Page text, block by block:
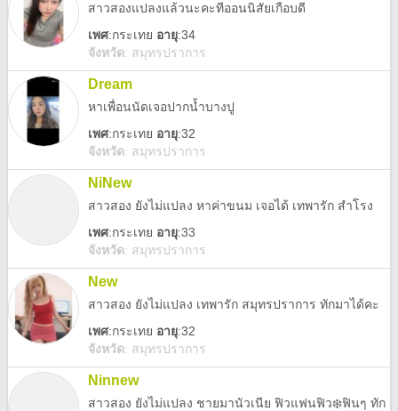
สาวสองแปลงแล้วนะคะทีออนนิสัยเกือบดี
เพศ:กระเทย อายุ:34
จังหวัด: สมุทรปราการ
Dream
หาเพื่อนนัดเจอปากน้ำบางปู
เพศ:กระเทย อายุ:32
จังหวัด: สมุทรปราการ
NiNew
สาวสอง ยังไม่แปลง หาค่าขนม เจอได้ เทพารัก สำโรง
เพศ:กระเทย อายุ:33
จังหวัด: สมุทรปราการ
New
สาวสอง ยังไม่แปลง เทพารัก สมุทรปราการ ทักมาได้คะ
เพศ:กระเทย อายุ:32
จังหวัด: สมุทรปราการ
Ninnew
สาวสอง ยังไม่แปลง ชายมานัวเนีย ฟิวแฟนฟิว❄️ฟินๆ ทัก